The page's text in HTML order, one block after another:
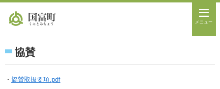
メニュー
協賛
・ 協賛取扱要項.pdf